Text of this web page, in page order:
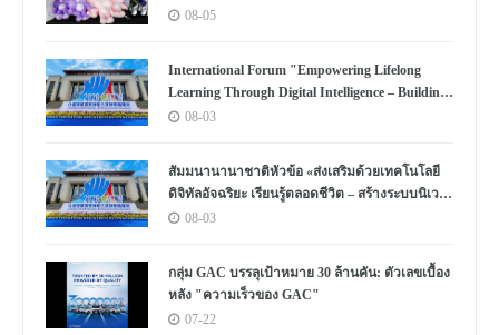
08-05
International Forum "Empowering Lifelong
Learning Through Digital Intelligence – Building
a New Ecosystem for Human Lifelong Learning"
08-03
สัมมนานานาชาติหัวข้อ «ส่งเสริมด้วยเทคโนโลยี
ดิจิทัลอัจฉริยะ เรียนรู้ตลอดชีวิต – สร้างระบบนิเวศ
ใหม่แห่งการเรียนรู้ตลอดชีวิตของมนุษย์» จัดขึ้น
08-03
กลุ่ม GAC บรรลุเป้าหมาย 30 ล้านคัน: ตัวเลขเบื้อง
หลัง "ความเร็วของ GAC"
07-22